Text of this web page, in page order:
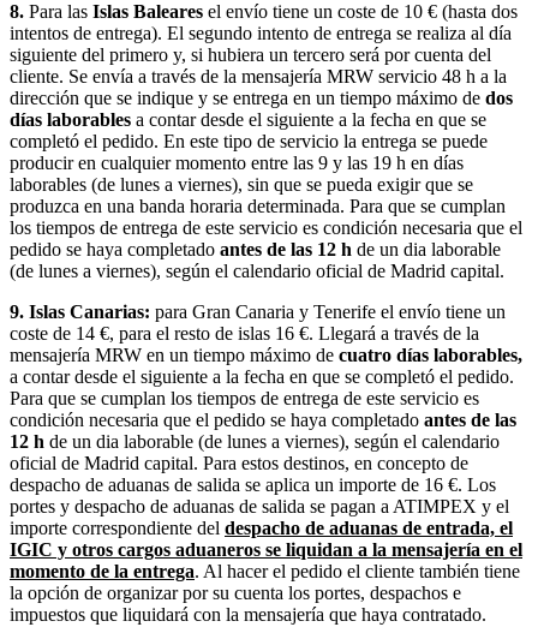
8. Para las Islas Baleares el envío tiene un coste de 10 € (hasta dos
intentos de entrega). El segundo intento de entrega se realiza al día
siguiente del primero y, si hubiera un tercero será por cuenta del
cliente. Se envía a través de la mensajería MRW servicio 48 h a la
dirección que se indique y se entrega en un tiempo máximo de dos
días laborables a contar desde el siguiente a la fecha en que se
completó el pedido. En este tipo de servicio la entrega se puede
producir en cualquier momento entre las 9 y las 19 h en días
laborables (de lunes a viernes), sin que se pueda exigir que se
produzca en una banda horaria determinada. Para que se cumplan
los tiempos de entrega de este servicio es condición necesaria que el
pedido se haya completado antes de las 12 h de un dia laborable
(de lunes a viernes), según el calendario oficial de Madrid capital.
9. Islas Canarias: para Gran Canaria y Tenerife el envío tiene un
coste de 14 €, para el resto de islas 16 €. Llegará a través de la
mensajería MRW en un tiempo máximo de cuatro días laborables,
a contar desde el siguiente a la fecha en que se completó el pedido.
Para que se cumplan los tiempos de entrega de este servicio es
condición necesaria que el pedido se haya completado antes de las
12 h de un dia laborable (de lunes a viernes), según el calendario
oficial de Madrid capital. Para estos destinos, en concepto de
despacho de aduanas de salida se aplica un importe de 16 €. Los
portes y despacho de aduanas de salida se pagan a ATIMPEX y el
importe correspondiente del despacho de aduanas de entrada, el
IGIC y otros cargos aduaneros se liquidan a la mensajería en el
momento de la entrega. Al hacer el pedido el cliente también tiene
la opción de organizar por su cuenta los portes, despachos e
impuestos que liquidará con la mensajería que haya contratado.